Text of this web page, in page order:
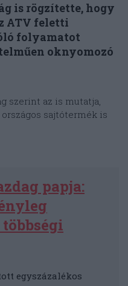
is rögzítette, hogy
ATV feletti
folyamatot
oknyomozó
szerint az is mutatja,
sajtótermék is
papja:
egyszázalékos